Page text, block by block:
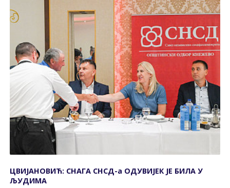
ЦВИЈАНОВИЋ: СНАГА СНСД-а ОДУВИЈЕК ЈЕ БИЛА У
ЉУДИМА